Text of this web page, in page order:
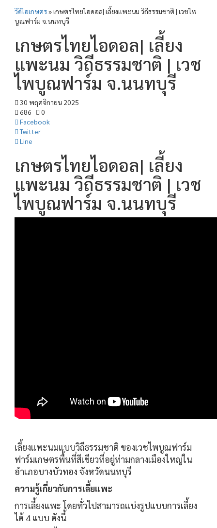
วีดีโอเกษตร»เกษตรไทยไอดอล| เลี้ยงแพะนม วิถีธรรมชาติ | เวชไพ
บูณฟาร์ม จ.นนทบุรี
เกษตรไทยไอดอล| เลี้ยง
แพะนม วิถีธรรมชาติ | เวช
ไพบูณฟาร์ม จ.นนทบุรี
30 พฤศจิกายน 2025
686
0
Facebook
Twitter
Line
เกษตรไทยไอดอล| เลี้ยง
แพะนม วิถีธรรมชาติ | เวช
ไพบูณฟาร์ม จ.นนทบุรี
เลี้ยงแพะนมแบบวิถีธรรมชาติ ของเวชไพบูณฟาร์ม
ฟาร์มเกษตรพื้นที่สีเขียวที่อยู่ท่ามกลางเมืองใหญ่ใน
อำเภอบางบัวทอง จังหวัดนนทบุรี
ความรู้เกี่ยวกับการเลี้ยแพะ
การเลี้ยงแพะ โดยทั่วไปสามารถแบ่งรูปแบบการเลี้ยง
ได้ 4 แบบ ดังนี้